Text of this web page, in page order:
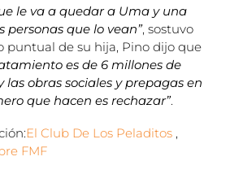
le va a quedar a Uma y una
personas que lo vean”, sostuvo
puntual de su hija, Pino dijo que
es de 6 millones de
las obras sociales y prepagas en
que hacen es rechazar”.
El Club De Los Peladitos ,
FMF